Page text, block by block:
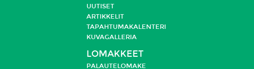
UUTISET
ARTIKKELIT
TAPAHTUMAKALENTERI
KUVAGALLERIA
LOMAKKEET
PALAUTELOMAKE